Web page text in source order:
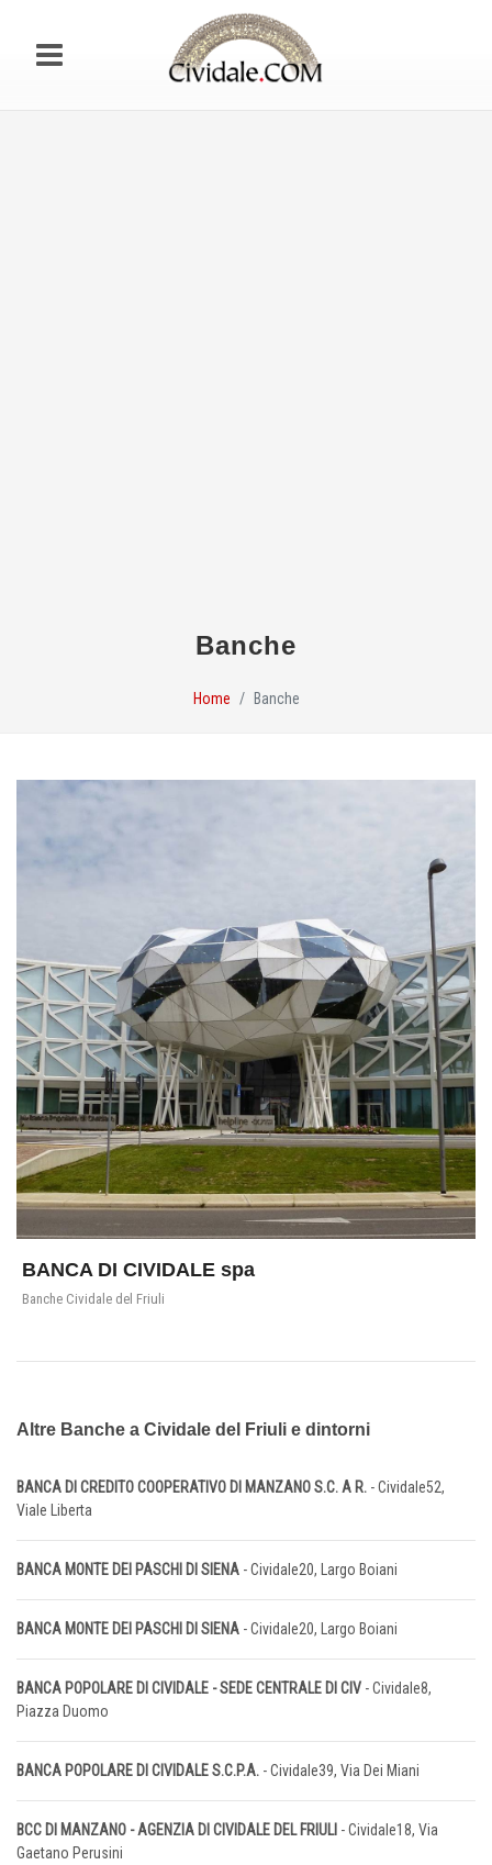
Banche
Home Banche
BANCA DI CIVIDALE spa
Banche Cividale del Friuli
Altre Banche a Cividale del Friuli e dintorni
BANCA DI CREDITO COOPERATIVO DI MANZANO S.C. A R. - Cividale52,
Viale Liberta
BANCA MONTE DEI PASCHI DI SIENA - Cividale20, Largo Boiani
BANCA MONTE DEI PASCHI DI SIENA - Cividale20, Largo Boiani
BANCA POPOLARE DI CIVIDALE - SEDE CENTRALE DI CIV - Cividale8,
Piazza Duomo
BANCA POPOLARE DI CIVIDALE S.C.P.A. - Cividale39, Via Dei Miani
BCC DI MANZANO - AGENZIA DI CIVIDALE DEL FRIULI - Cividale18, Via
Gaetano Perusini